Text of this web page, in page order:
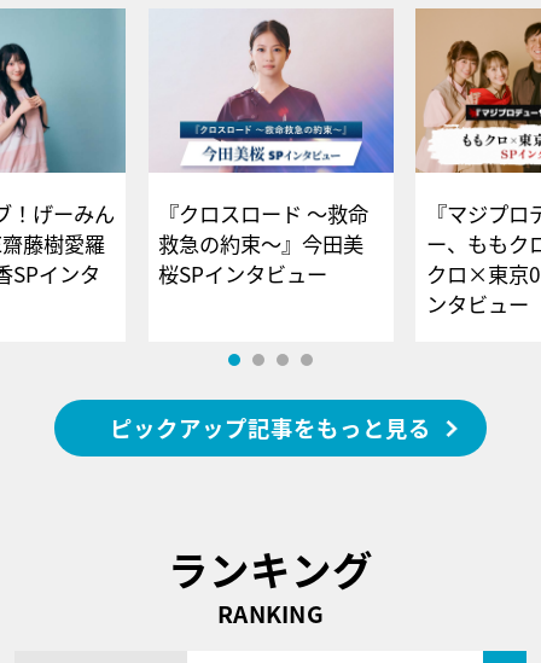
！げーみん
藤樹愛羅
SPインタ
『クロスロード ～救命
救急の約束～』今田美
桜SPインタビュー
『マジプロ
ー、ももク
クロ×東京
ンタビュー
ピックアップ記事をもっと見る
ランキング
RANKING